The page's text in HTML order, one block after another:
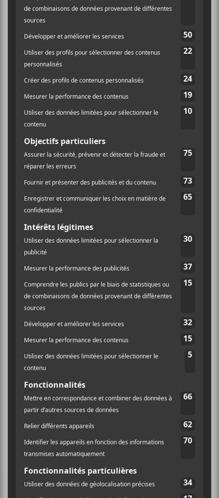
LIEU
Théâtre Beanfield / Corona
2490, rue Notre-Dame Ouest
Montréal, Québec H3J 1N5Canada+ Google
Map
Téléphone
Voir Lieu site web
Le Grand
Éphémère 2024
BRUE : Lancement d’Édens et retour en
Saturne avec CHOU et Chârogne
Ne manquez pas les dernières
nouvelles!
Abonnez-vous à l’infolettre du Canal